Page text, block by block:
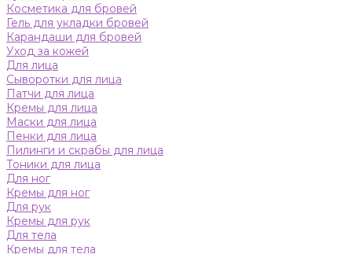
Косметика для бровей
Гель для укладки бровей
Карандаши для бровей
Уход за кожей
Для лица
Сыворотки для лица
Патчи для лица
Кремы для лица
Маски для лица
Пенки для лица
Пилинги и скрабы для лица
Тоники для лица
Для ног
Кремы для ног
Для рук
Кремы для рук
Для тела
Кремы для тела